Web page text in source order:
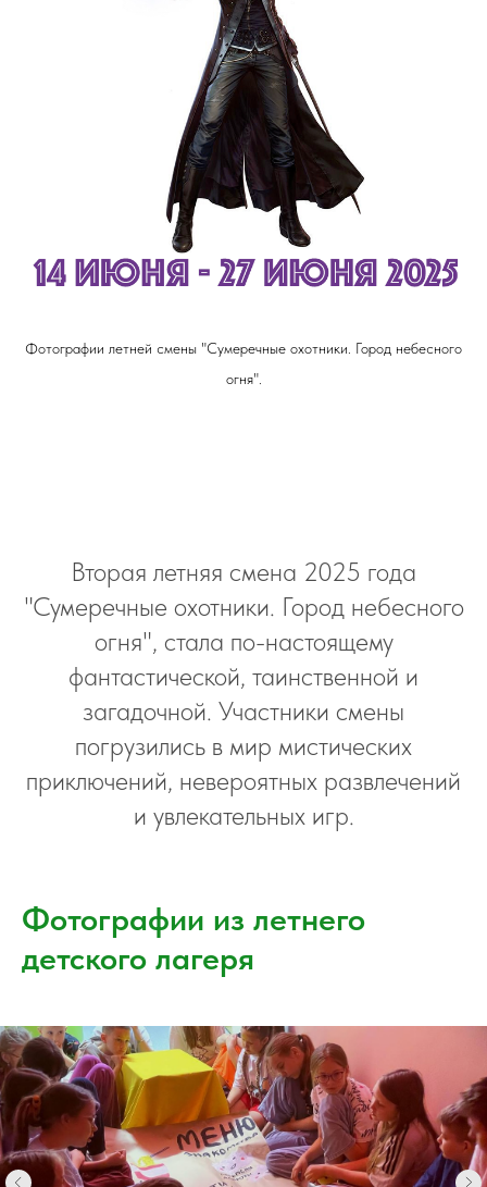
Фотографии летней смены "Сумеречные охотники. Город небесного
огня".
Вторая летняя смена 2025 года
"Сумеречные охотники. Город небесного
огня", стала по-настоящему
фантастической, таинственной и
загадочной. Участники смены
погрузились в мир мистических
приключений, невероятных развлечений
и увлекательных игр.
Фотографии из летнего
детского лагеря